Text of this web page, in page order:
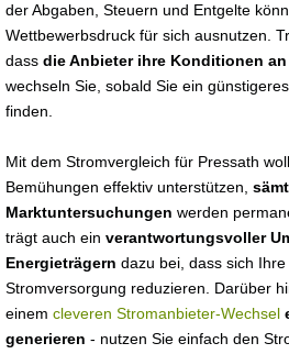
der Abgaben, Steuern und Entgelte
Wettbewerbsdruck für sich ausnutzen.
dass die Anbieter ihre Konditionen
wechseln Sie, sobald Sie ein
finden.
Mit dem Stromvergleich für Pressath
Bemühungen effektiv unterstützen,
Marktuntersuchungen werden
trägt auch ein verantwortungsvoller
Energieträgern dazu bei, dass sich
Stromversorgung reduzieren. Darüber
einem cleveren Stromanbieter-Wechsel
generieren - nutzen Sie einfach den